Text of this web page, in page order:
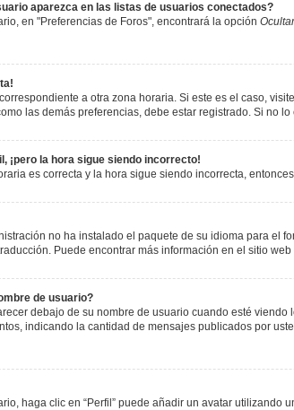
aparezca en las listas de usuarios conectados?
en "Preferencias de Foros", encontrará la opción
a otra zona horaria. Si este es el caso,
las demás preferencias, debe estar registrado. Si no
¡pero la hora sigue siendo incorrecto!
es correcta y la hora sigue siendo incorrecta,
no ha instalado el paquete de su idioma para el
Puede encontrar más información en el sitio web
de usuario?
debajo de su nombre de usuario cuando esté
indicando la cantidad de mensajes publicados por
haga clic en “Perfil” puede añadir un avatar